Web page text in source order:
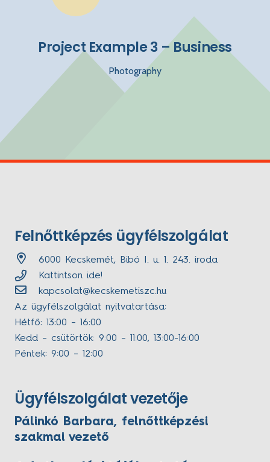
Project Example 3 – Business
Photography
Felnőttképzés ügyfélszolgálat
6000 Kecskemét, Bibó I. u. 1. 243. iroda
Kattintson ide!
kapcsolat@kecskemetiszc.hu
Az ügyfélszolgálat nyitvatartása:
Hétfő: 13:00 – 16:00
Kedd – csütörtök: 9:00 – 11:00, 13:00-16:00
Péntek: 9:00 – 12:00
Ügyfélszolgálat vezetője
Pálinkó Barbara, felnőttképzési
szakmai vezető